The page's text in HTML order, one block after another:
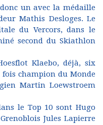
un avec la médaille
Mathis Desloges. Le
du Vercors, dans le
second du Skiathlon
Klaebo, déjà, six
champion du Monde
Martin Loewstroem
le Top 10 sont Hugo
Jules Lapierre